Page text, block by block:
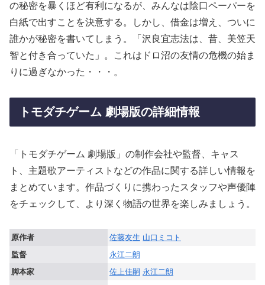
の秘密を暴くほど有利になるが、みんなは陰口ペーパーを
白紙で出すことを決意する。しかし、借金は増え、ついに
誰かが秘密を書いてしまう。「沢良宜志法は、昔、美笠天
智と付き合っていた」。これはドロ沼の友情の危機の始ま
りに過ぎなかった・・・。
トモダチゲーム 劇場版の詳細情報
「トモダチゲーム 劇場版」の制作会社や監督、キャス
ト、主題歌アーティストなどの作品に関する詳しい情報を
まとめています。作品づくりに携わったスタッフや声優陣
をチェックして、より深く物語の世界を楽しみましょう。
原作者 佐藤友生 山口ミコト
監督
永江二朗
脚本家
佐上佳嗣 永江二朗